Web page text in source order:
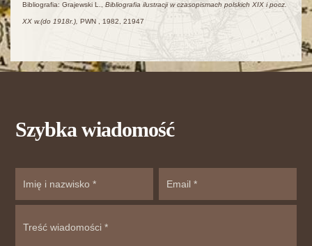
Bibliografia: Grajewski L., Bibliografia ilustracji w czasopismach polskich XIX i pocz.
XX w.(do 1918r.), PWN , 1982, 21947
Szybka wiadomość